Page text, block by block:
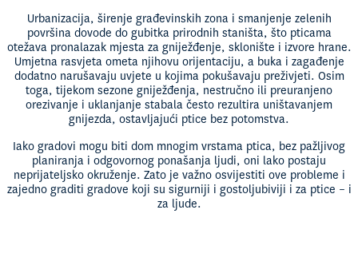
Urbanizacija, širenje građevinskih zona i smanjenje zelenih
površina dovode do gubitka prirodnih staništa, što pticama
otežava pronalazak mjesta za gniježđenje, sklonište i izvore hrane.
Umjetna rasvjeta ometa njihovu orijentaciju, a buka i zagađenje
dodatno narušavaju uvjete u kojima pokušavaju preživjeti. Osim
toga, tijekom sezone gniježđenja, nestručno ili preuranjeno
orezivanje i uklanjanje stabala često rezultira uništavanjem
gnijezda, ostavljajući ptice bez potomstva.
Iako gradovi mogu biti dom mnogim vrstama ptica, bez pažljivog
planiranja i odgovornog ponašanja ljudi, oni lako postaju
neprijateljsko okruženje. Zato je važno osvijestiti ove probleme i
zajedno graditi gradove koji su sigurniji i gostoljubiviji i za ptice – i
za ljude.